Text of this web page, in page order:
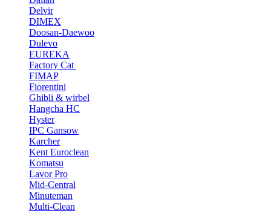
Delvir
DIMEX
Doosan-Daewoo
Dulevo
EUREKA
Factory Cat
FIMAP
Fiorentini
Ghibli & wirbel
Hangcha HC
Hyster
IPC Gansow
Karcher
Kent Euroclean
Komatsu
Lavor Pro
Mid-Central
Minuteman
Multi-Clean